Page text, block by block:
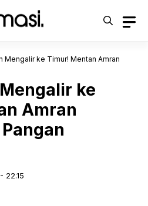
Mengalir ke Timur! Mentan Amran
ke
Amran
22.15